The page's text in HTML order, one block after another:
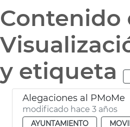
Contenido
y etiqueta
Alegaciones al PMoMe
modificado hace 3 años
AYUNTAMIENTO